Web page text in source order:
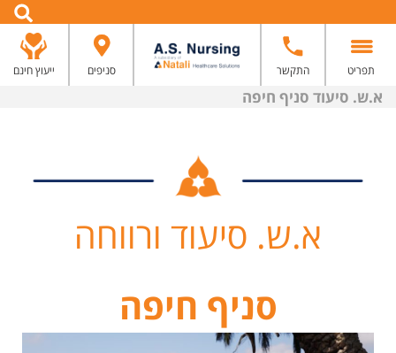
תפריט התקשר סניפים ייעוץ חינם
א.ש. סיעוד סניף חיפה
א.ש. סיעוד ורווחה
סניף חיפה